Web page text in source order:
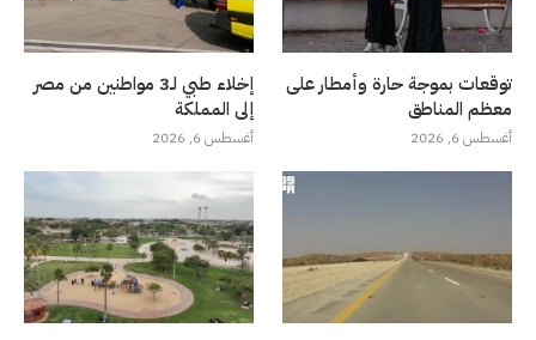
توقعات بموجة حارة وأمطار على
معظم المناطق
أغسطس 6, 2026
إخلاء طبي لـ3 مواطنين من مصر
إلى المملكة
أغسطس 6, 2026